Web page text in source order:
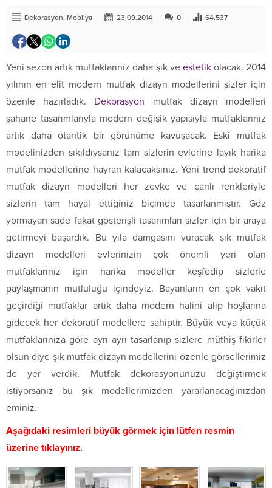
Dekorasyon, Mobilya 23.09.2014 0 64.537
Yeni sezon artık mutfaklarınız daha şık ve estetikolacak. 2014
yılının en elit modern mutfak dizayn modellerini sizler için
özenle hazırladık. Dekorasyon mutfak dizayn modelleri
şahane tasarımlarıyla modern değişik yapısıyla mutfaklarınız
artık daha otantik bir görünüme kavuşacak. Eski mutfak
modelinizden sıkıldıysanız tam sizlerin evlerine layık harika
mutfak modellerine hayran kalacaksınız. Yeni trend dekoratif
mutfak dizayn modelleri her zevke ve canlı renkleriyle
sizlerin tam hayal ettiğiniz biçimde tasarlanmıştır. Göz
yormayan sade fakat gösterişli tasarımları sizler için bir araya
getirmeyi başardık. Bu yıla damgasını vuracak şık mutfak
dizayn modelleri evlerinizin çok önemli yeri olan
mutfaklarınız için harika modeller keşfedip sizlerle
paylaşmanın mutluluğu içindeyiz. Bayanların en çok vakit
geçirdiği mutfaklar artık daha modern halini alıp hoşlarına
gidecek her dekoratif modellere sahiptir. Büyük veya küçük
mutfaklarınıza göre ayrı ayrı tasarlanıp sizlere müthiş fikirler
olsun diye şık mutfak dizayn modellerini özenle görsellerimiz
de yer verdik. Mutfak dekorasyonunuzu değiştirmek
istiyorsanız bu şık modellerimizden yararlanacağınızdan
eminiz.
Aşağıdaki resimleri büyük görmek için lütfen resmin
üzerine tıklayınız.